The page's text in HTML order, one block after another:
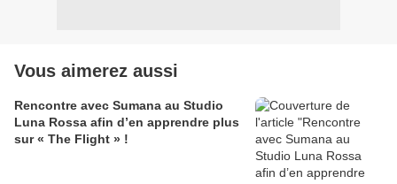
Vous aimerez aussi
Rencontre avec Sumana au Studio
Luna Rossa afin d’en apprendre plus
sur « The Flight » !